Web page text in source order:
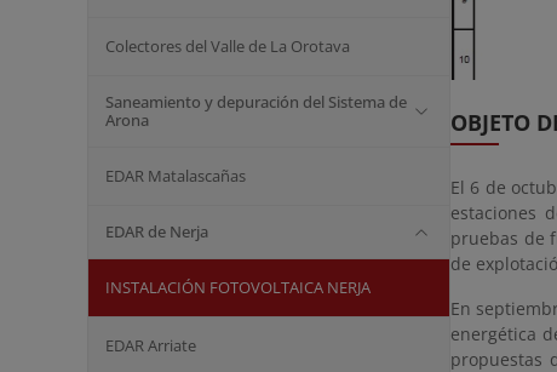
Colectores del Valle de La Orotava
Saneamiento y depuración del Sistema de
Arona
EDAR Matalascañas
EDAR de Nerja
INSTALACIÓN FOTOVOLTAICA NERJA
EDAR Arriate
OBJETO
El 6 de
estaciones
pruebas de
de
En
energética
propuestas